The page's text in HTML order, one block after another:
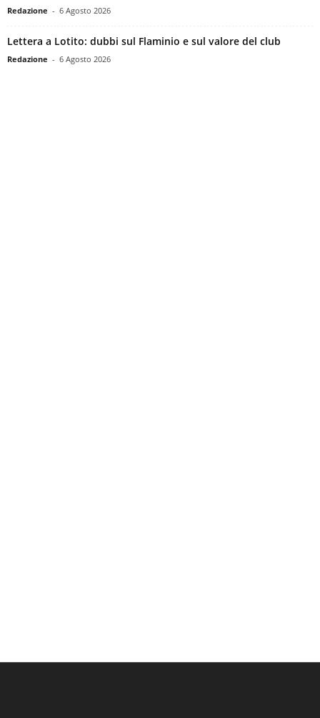
Redazione - 6 Agosto 2026
Lettera a Lotito: dubbi sul Flaminio e sul valore del club
Redazione - 6 Agosto 2026